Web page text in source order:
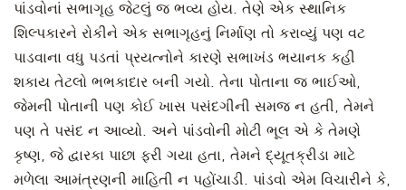
પાંડવોનાં સભાગૃહ જેટલું જ ભવ્ય હોય. તેણે એક સ્થાનિક
શિલ્પકારને રોકીને એક સભાગૃહનું નિર્માણ તો કરાવ્યું પણ વટ
પાડવાના વધુ પડતાં પ્રયત્નોને કારણે સભાખંડ ભયાનક કહી
શકાય તેટલો ભભકાદાર બની ગયો. તેના પોતાના જ ભાઈઓ,
જેમની પોતાની પણ કોઈ ખાસ પસંદગીની સમજ ન હતી, તેમને
પણ તે પસંદ ન આવ્યો. અને પાંડવોની મોટી ભૂલ એ કે તેમણે
કૃષ્ણ, જે દ્વારકા પાછા ફરી ગયા હતા, તેમને દ્યૂતક્રીડા માટે
મળેલા આમંત્રણની માહિતી ન પહોંચાડી. પાંડવો એમ વિચારીને કે,